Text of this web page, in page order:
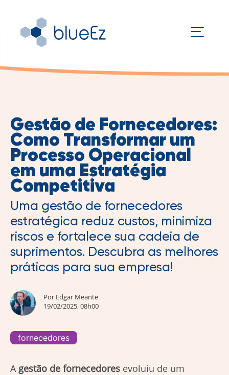
Gestão de Fornecedores:
Como Transformar um
Processo Operacional
em uma Estratégia
Competitiva
Uma gestão de fornecedores
estratégica reduz custos, minimiza
riscos e fortalece sua cadeia de
suprimentos. Descubra as melhores
práticas para sua empresa!
Por Edgar Meante
19/02/2025, 08h00
fornecedores
Agestão de fornecedores evoluiu de um